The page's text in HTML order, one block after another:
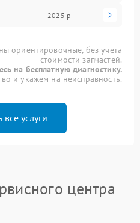
2025 р
ориентировочные, без учета
стоимости запчастей.
на бесплатную диагностику.
и укажем на неисправность.
все услуги
центра